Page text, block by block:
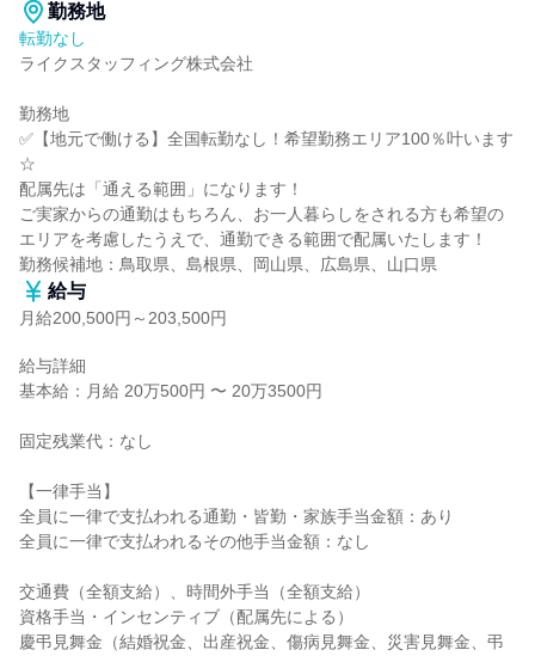
勤務地
転勤なし
ライクスタッフィング株式会社
勤務地
✅【地元で働ける】全国転勤なし！希望勤務エリア100％叶います
☆
配属先は「通える範囲」になります！
ご実家からの通勤はもちろん、お一人暮らしをされる方も希望の
エリアを考慮したうえで、通勤できる範囲で配属いたします！
勤務候補地：鳥取県、島根県、岡山県、広島県、山口県
給与
月給200,500円～203,500円
給与詳細
基本給：月給 20万500円 〜 20万3500円
固定残業代：なし
【一律手当】
全員に一律で支払われる通勤・皆勤・家族手当金額：あり
全員に一律で支払われるその他手当金額：なし
交通費（全額支給）、時間外手当（全額支給）
資格手当・インセンティブ（配属先による）
慶弔見舞金（結婚祝金、出産祝金、傷病見舞金、災害見舞金、弔